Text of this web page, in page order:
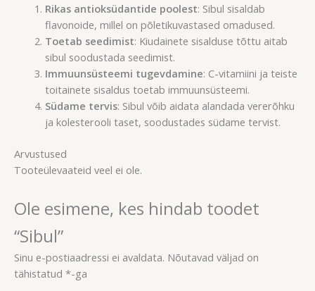
Rikas antioksüdantide poolest: Sibul sisaldab
flavonoide, millel on põletikuvastased omadused.
Toetab seedimist: Kiudainete sisalduse tõttu aitab
sibul soodustada seedimist.
Immuunsüsteemi tugevdamine: C-vitamiini ja teiste
toitainete sisaldus toetab immuunsüsteemi.
Südame tervis: Sibul võib aidata alandada vererõhku
ja kolesterooli taset, soodustades südame tervist.
Arvustused
Tooteülevaateid veel ei ole.
Ole esimene, kes hindab toodet
“Sibul”
Sinu e-postiaadressi ei avaldata. Nõutavad väljad on
tähistatud *-ga